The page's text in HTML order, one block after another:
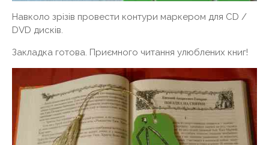
Навколо зрізів провести контури маркером для CD /
DVD дисків.
Закладка готова. Приємного читання улюблених книг!